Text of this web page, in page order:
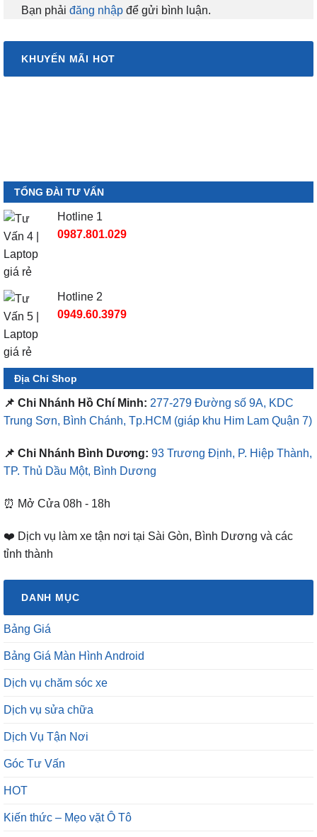
Bạn phải đăng nhập để gửi bình luận.
KHUYẾN MÃI HOT
TỔNG ĐÀI TƯ VẤN
Hotline 1
0987.801.029
Hotline 2
0949.60.3979
Địa Chỉ Shop
📌 Chi Nhánh Hồ Chí Minh: 277-279 Đường số 9A, KDC
Trung Sơn, Bình Chánh, Tp.HCM (giáp khu Him Lam Quận 7)
📌 Chi Nhánh Bình Dương: 93 Trương Định, P. Hiệp Thành,
TP. Thủ Dầu Một, Bình Dương
⏰ Mở Cửa 08h - 18h
❤️ Dịch vụ làm xe tận nơi tại Sài Gòn, Bình Dương và các
tỉnh thành
DANH MỤC
Bảng Giá
Bảng Giá Màn Hình Android
Dịch vụ chăm sóc xe
Dịch vụ sửa chữa
Dịch Vụ Tận Nơi
Góc Tư Vấn
HOT
Kiến thức – Mẹo vặt Ô Tô